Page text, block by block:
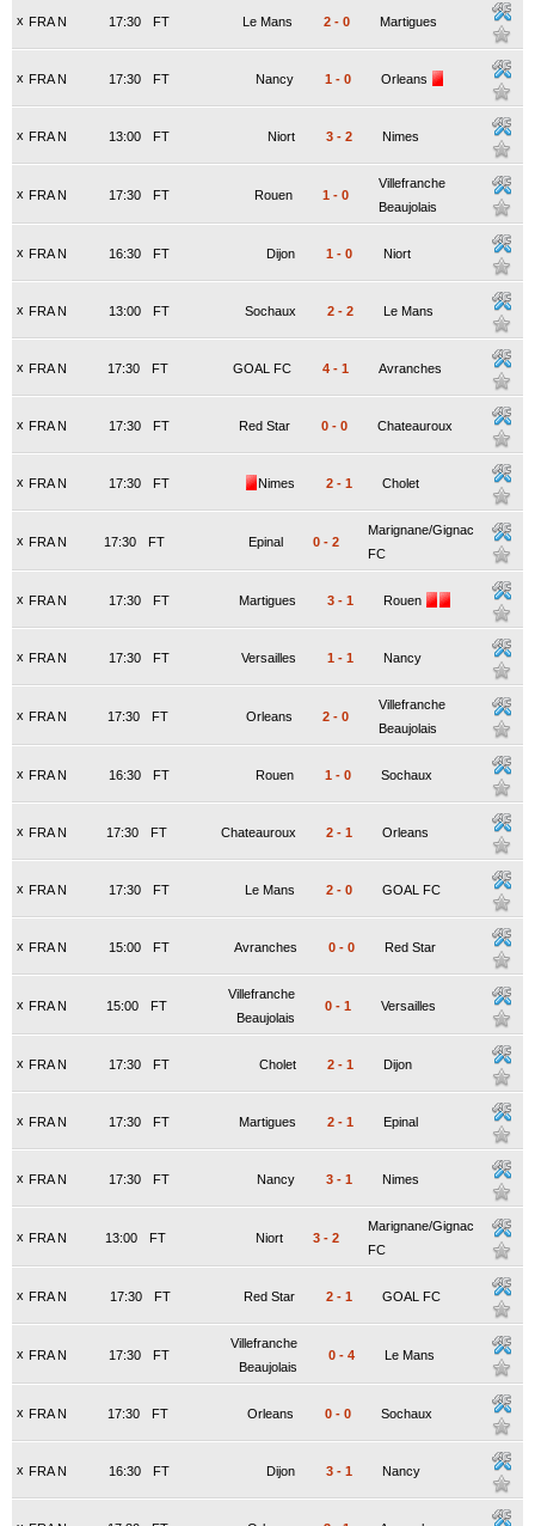
x FRA N FT
17:30 Le Mans 2 - 0 Martigues
x FRA N FT
17:30 Nancy 1 - 0 Orleans
x FRA N FT
13:00 Niort 3 - 2 Nimes
x FRA N FT
17:30 Rouen 1 - 0
Villefranche
Beaujolais
x FRA N FT
16:30 Dijon 1 - 0 Niort
x FRA N FT
13:00 Sochaux 2 - 2 Le Mans
x FRA N FT
17:30 GOAL FC 4 - 1 Avranches
x FRA N FT
17:30 Red Star 0 - 0 Chateauroux
x FRA N FT
17:30 Nimes 2 - 1 Cholet
x FRA N FT
17:30 Epinal 0 - 2
Marignane/Gignac
FC
x FRA N FT
17:30 Martigues 3 - 1 Rouen
x FRA N FT
17:30 Versailles 1 - 1 Nancy
x FRA N FT
17:30 Orleans 2 - 0
Villefranche
Beaujolais
x FRA N FT
16:30 Rouen 1 - 0 Sochaux
x FRA N FT
17:30 Chateauroux 2 - 1 Orleans
x FRA N FT
17:30 Le Mans 2 - 0 GOAL FC
x FRA N FT
15:00 Avranches 0 - 0 Red Star
x FRA N FT
15:00
Villefranche
Beaujolais
0 - 1 Versailles
x FRA N FT
17:30 Cholet 2 - 1 Dijon
x FRA N FT
17:30 Martigues 2 - 1 Epinal
x FRA N FT
17:30 Nancy 3 - 1 Nimes
x FRA N FT
13:00 Niort 3 - 2
Marignane/Gignac
FC
x FRA N FT
17:30 Red Star 2 - 1 GOAL FC
x FRA N FT
17:30
Villefranche
Beaujolais
0 - 4 Le Mans
x FRA N FT
17:30 Orleans 0 - 0 Sochaux
x FRA N FT
16:30 Dijon 3 - 1 Nancy